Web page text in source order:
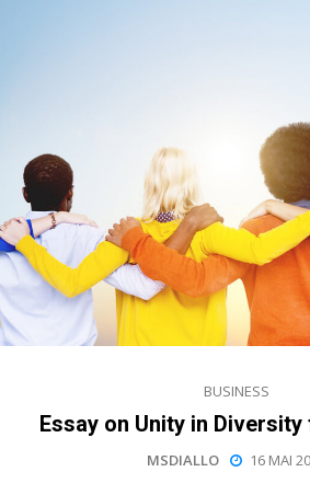
BUSINESS
Essay on Unity in
MSDIALLO 16 MAI